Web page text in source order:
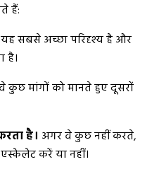
हैं:
यह सबसे अच्छा परिदृश्य है और
है।
कुछ मांगों को मानते हुए दूसरों
है। अगर वे कुछ नहीं करते,
करें या नहीं।